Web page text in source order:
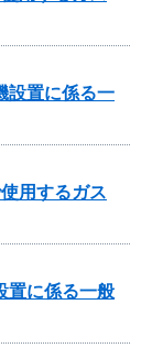
設置に係る一
用するガス
置に係る一般